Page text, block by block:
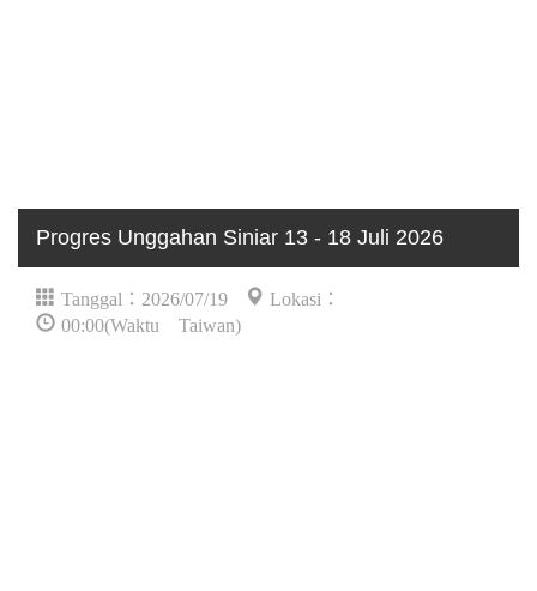
Progres Unggahan Siniar 13 - 18 Juli 2026
Tanggal：2026/07/19
Lokasi：
00:00(Waktu Taiwan)